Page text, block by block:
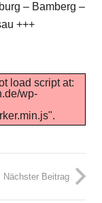
– Bamberg –
+++
load script at:
wp-
Nächster Beitrag